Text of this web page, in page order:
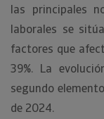
las principales
laborales se
factores que
39%. La
segundo
de 2024.